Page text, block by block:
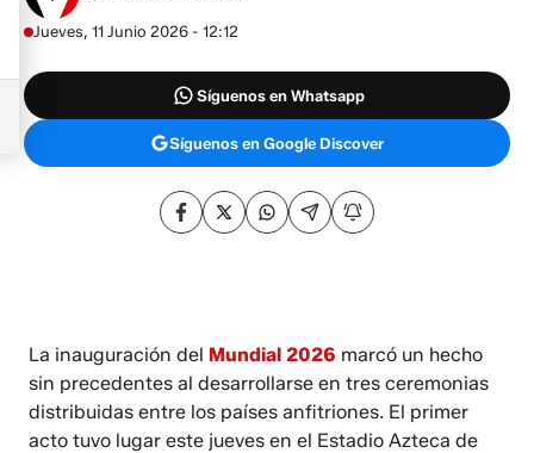
Jueves, 11 Junio 2026 - 12:12
Síguenos en Whatsapp
Síguenos en Google Discover
La inauguración del Mundial 2026 marcó un hecho
sin precedentes al desarrollarse en tres ceremonias
distribuidas entre los países anfitriones. El primer
acto tuvo lugar este jueves en el Estadio Azteca de